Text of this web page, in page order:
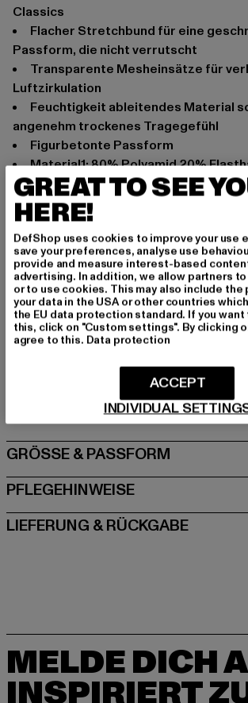
Classics
flacher Stretchbund für eine geschmeidige
Passform, die nicht verrutscht
transparente Mesheinsätze für verbesserte
Luftzirkulation
Feuchtigkeit ableitendes Material sorgt für ein
angenehm trockenes Tragegefühl
figurbetonte Passform
Material1: 80% Polyamid 20%
Anlass: sommerlich, Alltag, herbstlich,
Marke: Urban Classics
Kat.: Leggings
Farbe: schwarz
Hersteller Farbe: black
Materialzusammensetzung: 80%
Elasthan
Art.Nr: TB4000-00007
Dr.-Robert-Murjahn-Straße 7 | 64372
GRÖSSE & PASSFORM
PFLEGEHINWEISE
LIEFERUNG & RÜCKGABE
MELDE DICH
INSPIRIERT
GREAT TO SEE
HERE!
DefShop uses cookies to improve your use
save your preferences, analyse use
provide and measure interest-based
advertising. In addition, we allow partners
or to use cookies. This may also include
your data in the USA or other countries
the EU data protection standard. If you want
this, click on "Custom settings". By clicking
agree to this. Data protection
INDIVIDUAL
ACCEPT